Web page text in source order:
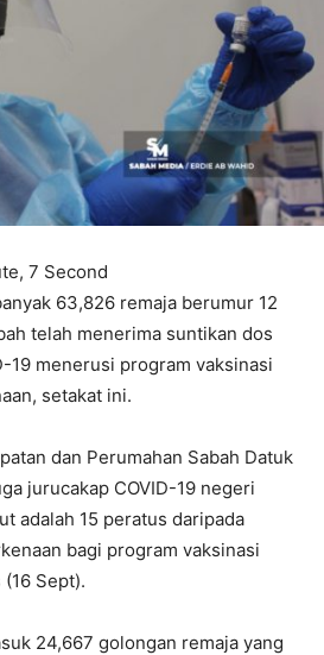
7 Second
63,826 remaja berumur 12
telah menerima suntikan dos
19 menerusi program vaksinasi
setakat ini.
dan Perumahan Sabah Datuk
jurucakap COVID-19 negeri
adalah 15 peratus daripada
bagi program vaksinasi
Sept).
24,667 golongan remaja yang